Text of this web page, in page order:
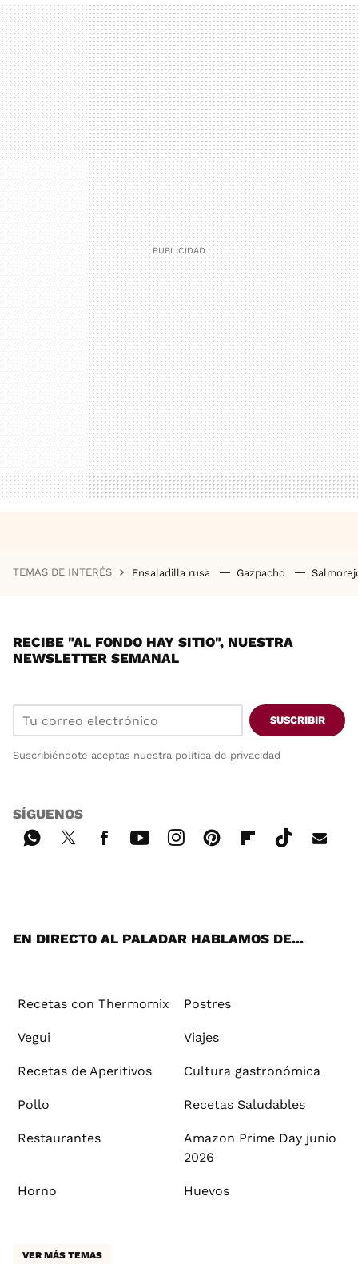
MAIL
TEMAS DE INTERÉS Ensaladilla rusa Gazpacho
RECIBE "AL FONDO HAY SITIO", NUESTRA
NEWSLETTER SEMANAL
SUSCRIBIR
Suscribiéndote aceptas nuestra política de privacidad
SÍGUENOS
EN DIRECTO AL PALADAR HABLAMOS DE...
Recetas con Thermomix Postres
Vegui Viajes
Recetas de Aperitivos Cultura gastronómica
Pollo Recetas Saludables
Restaurantes
Amazon Prime Day junio
2026
Horno Huevos
VER MÁS TEMAS